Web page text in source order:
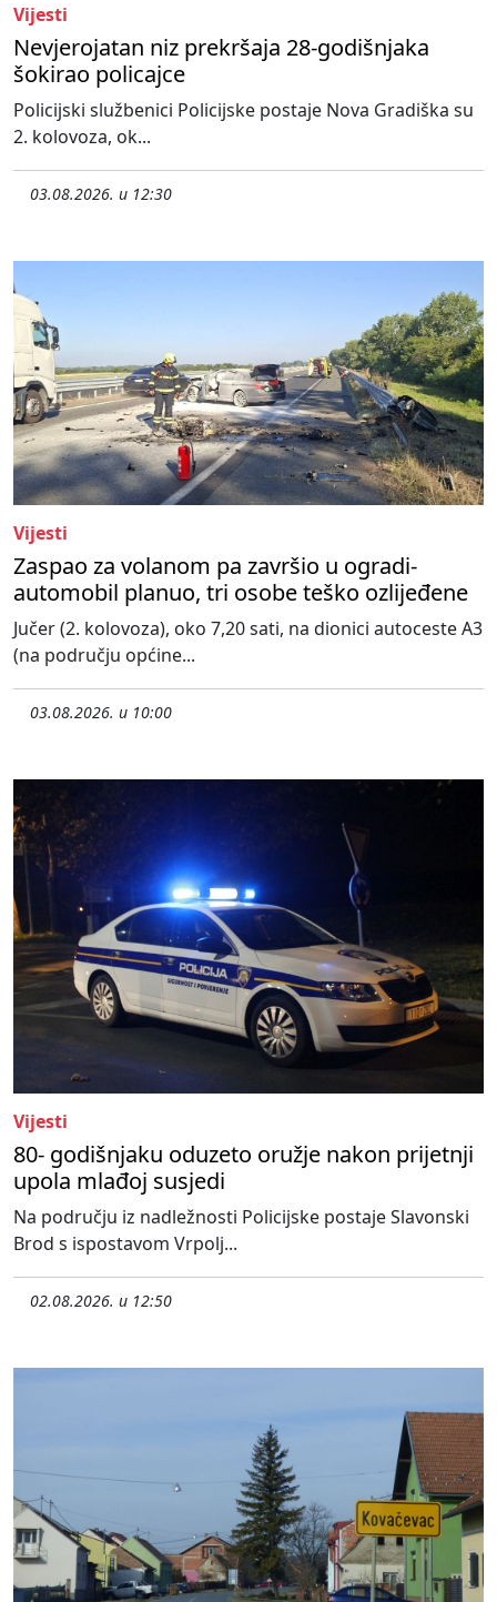
Vijesti
Nevjerojatan niz prekršaja 28-godišnjaka
šokirao policajce
Policijski službenici Policijske postaje Nova Gradiška su
2. kolovoza, ok...
03.08.2026. u 12:30
Vijesti
Zaspao za volanom pa završio u ogradi-
automobil planuo, tri osobe teško ozlijeđene
Jučer (2. kolovoza), oko 7,20 sati, na dionici autoceste A3
(na području općine...
03.08.2026. u 10:00
Vijesti
80- godišnjaku oduzeto oružje nakon prijetnji
upola mlađoj susjedi
Na području iz nadležnosti Policijske postaje Slavonski
Brod s ispostavom Vrpolj...
02.08.2026. u 12:50